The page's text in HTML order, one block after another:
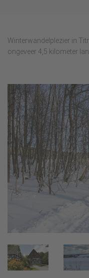
Winterwandelplezier in
ongeveer 4,5 kilometer